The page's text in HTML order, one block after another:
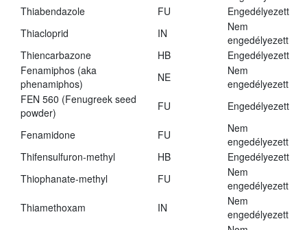
Thiabendazole
FU
Engedélyezett
Thiacloprid
IN
Nem
engedélyezett
Thiencarbazone
HB
Engedélyezett
Fenamiphos (aka
phenamiphos)
NE
Nem
engedélyezett
FEN 560 (Fenugreek seed
powder)
FU Engedélyezett
Fenamidone FU
Nem
engedélyezett
Thifensulfuron-methyl
HB
Engedélyezett
Thiophanate-methyl
FU
Nem
engedélyezett
Thiamethoxam
IN
Nem
engedélyezett